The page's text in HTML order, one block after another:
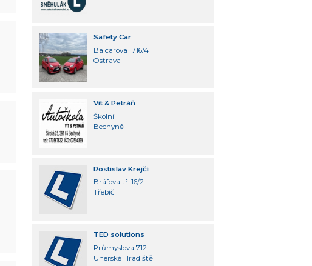
Safety Car
Balcarova 1716/4
Ostrava
Vít & Petráň
Školní
Bechyně
Rostislav Krejčí
Bráfova tř. 16/2
Třebíč
TED solutions
Průmyslova 712
Uherské Hradiště